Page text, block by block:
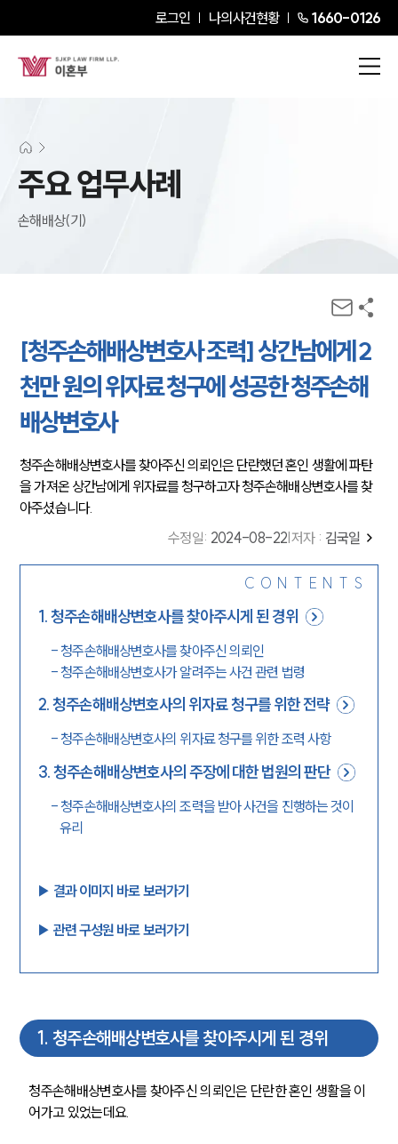
로그인 나의사건현황 1660-0126
주요 업무사례
손해배상(기)
[청주손해배상변호사 조력] 상간남에게 2
천만 원의 위자료 청구에 성공한 청주손해
배상변호사
청주손해배상변호사를 찾아주신 의뢰인은 단란했던 혼인 생활에 파탄
을 가져온 상간남에게 위자료를 청구하고자 청주손해배상변호사를 찾
아주셨습니다.
수정일: 2024-08-22 저자 : 김국일
CONTENTS
1.청주손해배상변호사를 찾아주시게 된 경위
-청주손해배상변호사를 찾아주신 의뢰인
-청주손해배상변호사가 알려주는 사건 관련 법령
2.청주손해배상변호사의 위자료 청구를 위한 전략
-청주손해배상변호사의 위자료 청구를 위한 조력 사항
3.청주손해배상변호사의 주장에 대한 법원의 판단
-청주손해배상변호사의 조력을 받아 사건을 진행하는 것이
유리
▶︎ 결과 이미지 바로 보러가기
▶︎ 관련 구성원 바로 보러가기
1. 청주손해배상변호사를 찾아주시게 된 경위
청주손해배상변호사를 찾아주신 의뢰인은 단란한 혼인 생활을 이
어가고 있었는데요.